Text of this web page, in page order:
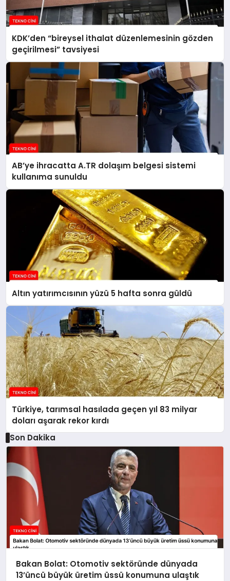
KDK’den “bireysel ithalat düzenlemesinin gözden
geçirilmesi” tavsiyesi
AB’ye ihracatta A.TR dolaşım belgesi sistemi
kullanıma sunuldu
Altın yatırımcısının yüzü 5 hafta sonra güldü
Türkiye, tarımsal hasılada geçen yıl 83 milyar
doları aşarak rekor kırdı
Son Dakika
Bakan Bolat: Otomotiv sektöründe dünyada
13’üncü büyük üretim üssü konumuna ulaştık